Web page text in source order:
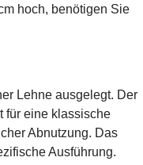
hoch, benötigen Sie
Lehne ausgelegt. Der
für eine klassische
Abnutzung. Das
Ausführung.